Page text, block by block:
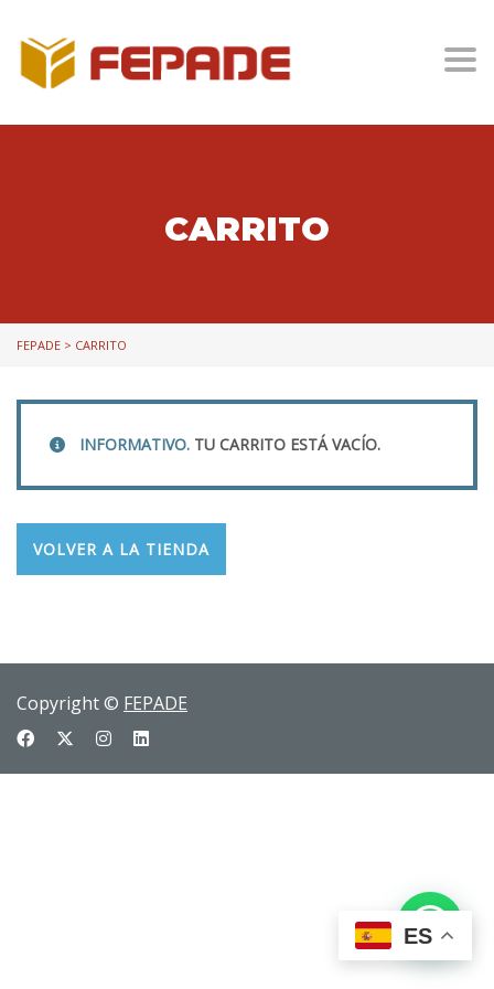
CARRITO
FEPADE > CARRITO
INFORMATIVO. TU CARRITO ESTÁ VACÍO.
VOLVER A LA TIENDA
Copyright © FEPADE
ES